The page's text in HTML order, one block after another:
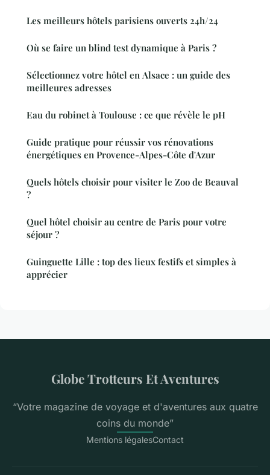
Les meilleurs hôtels parisiens ouverts 24h/24
Où se faire un blind test dynamique à Paris ?
Sélectionnez votre hôtel en Alsace : un guide des
meilleures adresses
Eau du robinet à Toulouse : ce que révèle le pH
Guide pratique pour réussir vos rénovations
énergétiques en Provence-Alpes-Côte d'Azur
Quels hôtels choisir pour visiter le Zoo de Beauval
?
Quel hôtel choisir au centre de Paris pour votre
séjour ?
Guinguette Lille : top des lieux festifs et simples à
apprécier
Globe Trotteurs Et Aventures
“Votre magazine de voyage et d'aventures aux quatre
coins du monde”
Mentions légalesContact